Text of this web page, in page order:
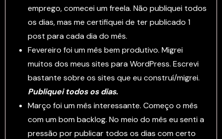
emprego, comecei um freela. Não publiquei todos
os dias, mas me certifiquei de ter publicado 1
post para cada dia do mês.
Fevereiro foi um mês bem produtivo. Migrei
muitos dos meus sites para WordPress. Escrevi
bastante sobre os sites que eu construí/migrei.
Publiquei todos os dias.
Março foi um mês interessante. Começo o mês
com um bom backlog. No meio do mês eu senti a
pressão por publicar todos os dias com certo